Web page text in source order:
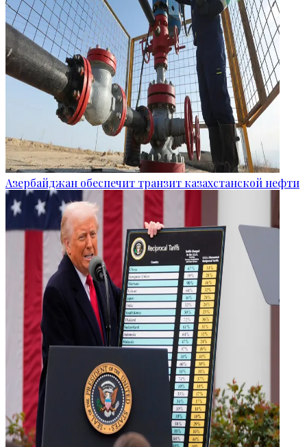
Азербайджан обеспечит транзит казахстанской нефти